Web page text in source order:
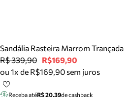
Sandália Rasteira Marrom Trançada
R$ 339,90 R$169,90
ou 1x de R$169,90 sem juros
Receba atéR$ 20,39de cashback